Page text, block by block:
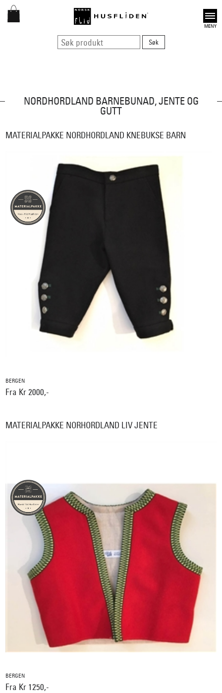
Open
NORDHORDLAND BARNEBUNAD, JENTE OG
GUTT
MATERIALPAKKE NORDHORDLAND KNEBUKSE BARN
BERGEN
Fra Kr 2000,-
MATERIALPAKKE NORHORDLAND LIV JENTE
BERGEN
Fra Kr 1250,-